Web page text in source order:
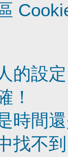
的設
！
時間
找不